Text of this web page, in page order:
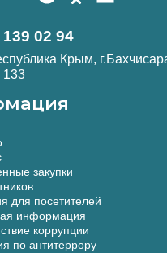
02 94
Крым,
133
закупки
для посетителей
информация
коррупции
по антитеррору